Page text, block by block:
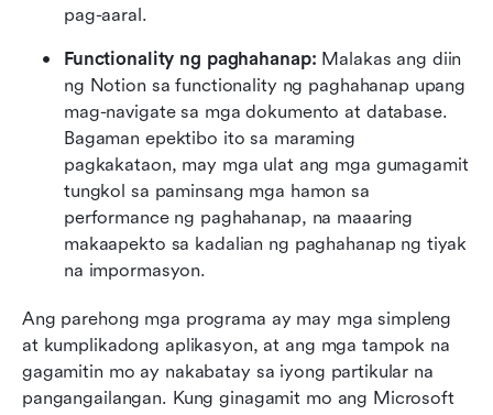
pag-aaral.
Functionality ng paghahanap: Malakas ang diin
ng Notion sa functionality ng paghahanap upang
mag-navigate sa mga dokumento at database.
Bagaman epektibo ito sa maraming
pagkakataon, may mga ulat ang mga gumagamit
tungkol sa paminsang mga hamon sa
performance ng paghahanap, na maaaring
makaapekto sa kadalian ng paghahanap ng tiyak
na impormasyon.
Ang parehong mga programa ay may mga simpleng
at kumplikadong aplikasyon, at ang mga tampok na
gagamitin mo ay nakabatay sa iyong partikular na
pangangailangan. Kung ginagamit mo ang Microsoft